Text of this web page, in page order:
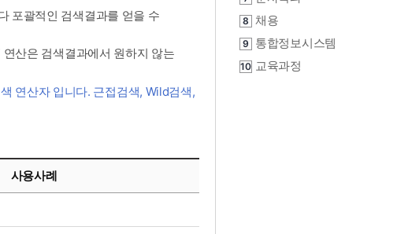
8 채용
9 통합정보시스템
10 교육과정
포괄적인 검색결과를 얻을 수
산은 검색결과에서 원하지 않는
연산자 입니다. 근접검색, Wild검색,
사용사례